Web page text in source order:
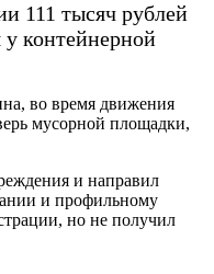
111 тысяч рублей
контейнерной
во время движения
мусорной площадки,
и направил
и профильному
но не получил